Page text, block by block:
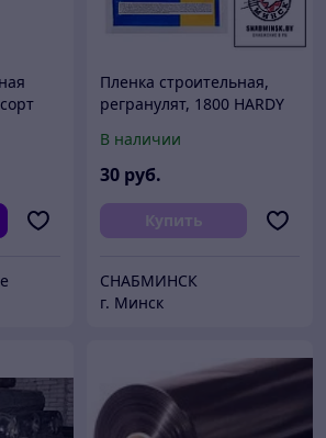
Пленка строительная,
регранулят, 1800 HARDY
В наличии
30 руб.
Купить
СНАБМИНСК
г. Минск